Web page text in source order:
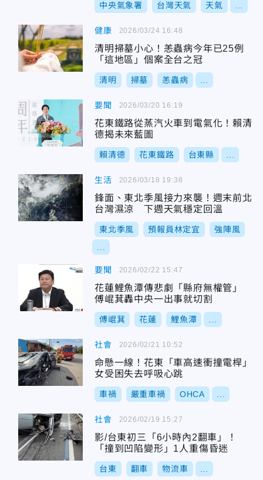
中央氣象署 台灣天氣 天氣
健康
清明掃墓小心！恙蟲病今年已25例
「這地區」個案全台之冠
清明 掃墓 恙蟲病
2026/03/24 16:48
要聞
花東鐵路從蒸汽火車到電氣化！賴清
德揭未來藍圖
賴清德 花東鐵路 台東縣
2026/03/20 16:19
生活
鋒面、東北季風接力來襲！週末前北
台灣濕涼 下週天氣穩定回溫
東北季風 預報員林定宜 強陣風
2026/03/18 19:38
要聞
花蓮鯉魚潭傳悲劇「縣府無權管」
傅崐萁轟中央一出事就切割
傅崐萁 花蓮 鯉魚潭
2026/02/22 15:47
社會
命懸一線！花東「車高速衝撞電桿」
女受困失去呼吸心跳
車禍 嚴重車禍 OHCA
2026/02/21 10:52
社會
影/台東初三「6小時內2翻車」！
「撞到凹陷變形」1人重傷昏迷
台東 翻車 物流車
2026/02/19 15:27